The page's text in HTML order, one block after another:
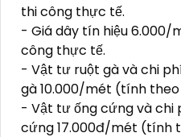
thi công thực tế.
- Giá dây tín hiệu
công thực tế.
- Vật tư ruột gà và chi
gà 10.000/mét (tính
- Vật tư ống cứng và chi
cứng 17.000đ/mét (tính